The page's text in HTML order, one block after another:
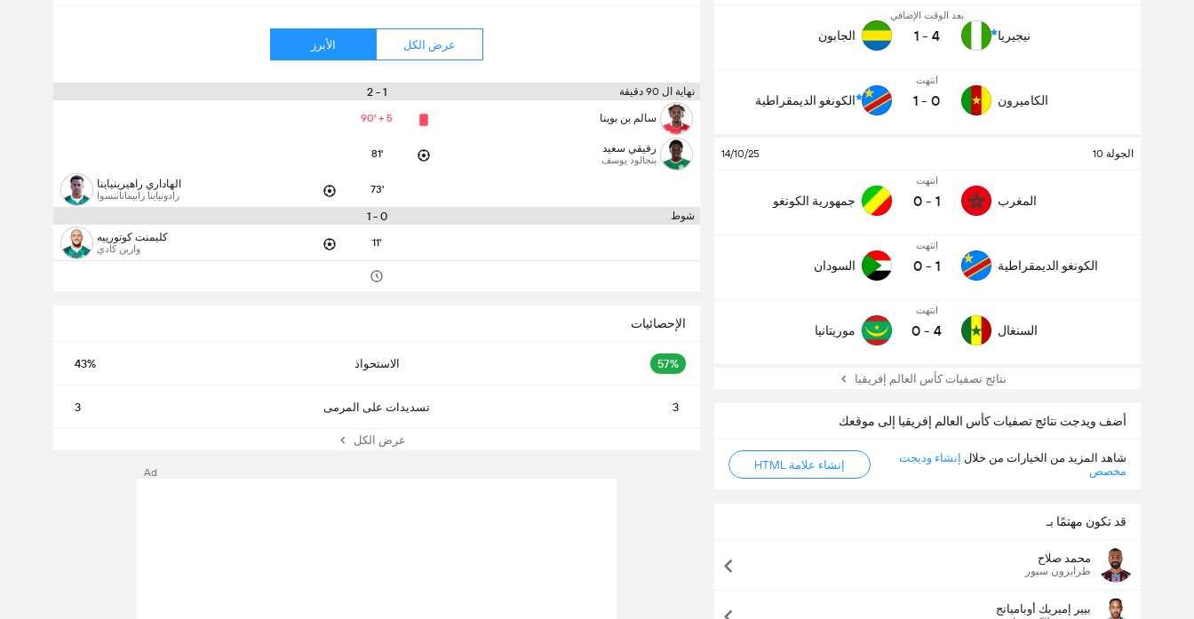
نيجيريا
بعد الوقت الإضافي
4
-
1 الجابون
الكاميرون
انتهت
0
-
1 الكونغو الديمقراطية
الجولة 10 14/10/25
المغرب
انتهت
1
-
0 جمهورية الكونغو
الكونغو الديمقراطية
انتهت
1
-
0 السودان
السنغال
انتهت
4
-
0 موريتانيا
نتائج تصفيات كأس العالم إفريقيا
أضف ويدجت نتائج تصفيات كأس العالم إفريقيا إلى موقعك
شاهد المزيد من الخيارات من خلال إنشاء وديجت
مخصص
إنشاء علامة HTML
قد تكون مهتمًا بـ
محمد صلاح
طرابزون سبور
بيير إميريك أوباميانج
عرض الكل الأبرز
نهاية ال 90 دقيقة 1 - 2
سالم بن بوينا 90' + 5
رفيقي سعيد
بنجالود يوسف 81'
73' الهاداري راهيرينياينا
رادونياينا رابيمانانتسوا
شوط 0 - 1
11' كليمنت كوتورييه
وارين كادي
الإحصائيات
57% الاستحواذ 43%
3 تسديدات على المرمى 3
عرض الكل
Ad